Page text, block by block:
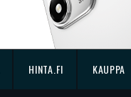
HINTA.FI KAUPPA